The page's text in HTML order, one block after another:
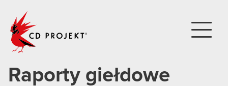
Raporty giełdowe